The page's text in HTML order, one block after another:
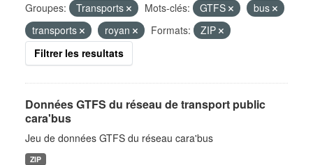
Groupes: Transports Mots-clés: GTFS
bus
transports
royan Formats:
ZIP
Filtrer les resultats
Données GTFS du réseau de transport public
cara'bus
Jeu de données GTFS du réseau cara'bus
ZIP